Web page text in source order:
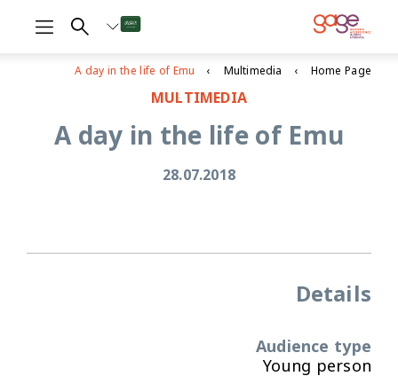
Home Page
Multimedia
A day in the life of Emu
MULTIMEDIA
A day in the life of Emu
28.07.2018
Details
Audience type
Young person